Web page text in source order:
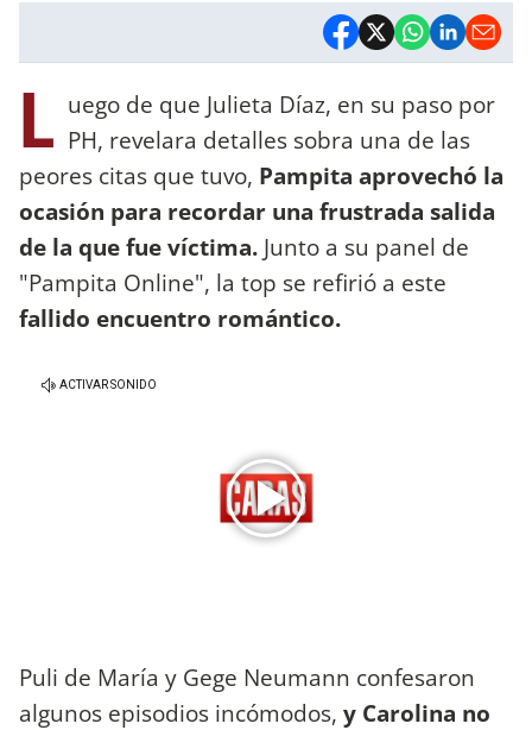
L uego de que Julieta Díaz, en su paso por
PH, revelara detalles sobra una de las
peores citas que tuvo, Pampita aprovechó la
ocasión para recordar una frustrada salida
de la que fue víctima. Junto a su panel de
"Pampita Online", la top se refirió a este
fallido encuentro romántico.
Puli de María y Gege Neumann confesaron
algunos episodios incómodos, y Carolina no